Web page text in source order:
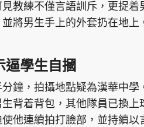
JobMarket 頭條搵工
教練不僅言語訓斥，更捉
將男生手上的外套扔在地
逼學生自摑
鐘，拍攝地點疑為漢華中
背着背包，其他隊員已換
他連續拍打臉部，並持續